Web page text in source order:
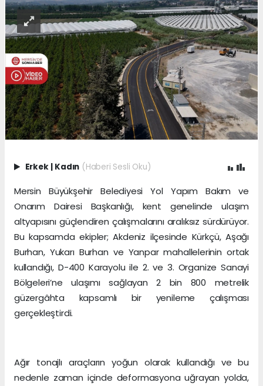
Erkek | Kadın (Haberi Sesli Oku)
Mersin Büyükşehir Belediyesi Yol Yapım Bakım ve
Onarım Dairesi Başkanlığı, kent genelinde ulaşım
altyapısını güçlendiren çalışmalarını aralıksız sürdürüyor.
Bu kapsamda ekipler; Akdeniz ilçesinde Kürkçü, Aşağı
Burhan, Yukarı Burhan ve Yanpar mahallelerinin ortak
kullandığı, D-400 Karayolu ile 2. ve 3. Organize Sanayi
Bölgeleri’ne ulaşımı sağlayan 2 bin 800 metrelik
güzergâhta kapsamlı bir yenileme çalışması
gerçekleştirdi.
Ağır tonajlı araçların yoğun olarak kullandığı ve bu
nedenle zaman içinde deformasyona uğrayan yolda,